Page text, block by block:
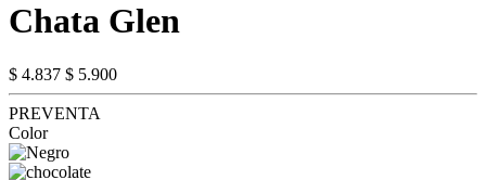
Chata Glen
$ 4.837 $ 5.900
PREVENTA
Color